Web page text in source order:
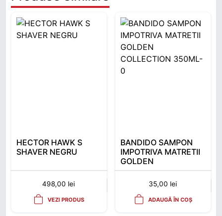
HECTOR HAWK S
SHAVER NEGRU
498,00 lei
VEZI PRODUS
BANDIDO SAMPON
IMPOTRIVA MATRETII
GOLDEN
COLLECTION 350ML
35,00 lei
ADAUGĂ ÎN COȘ